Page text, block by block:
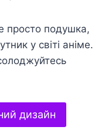
просто подушка,
у світі аніме.
дизайн